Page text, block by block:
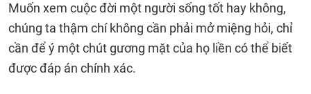
Muốn xem cuộc đời một người sống tốt hay không,
chúng ta thậm chí không cần phải mở miệng hỏi, chỉ
cần để ý một chút gương mặt của họ liền có thể biết
được đáp án chính xác.